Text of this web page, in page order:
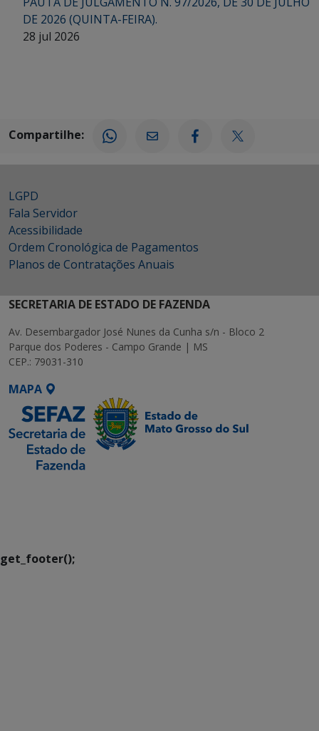
DE 2026 (QUINTA-FEIRA).
28 jul 2026
Compartilhe:
LGPD
Fala Servidor
Acessibilidade
Ordem Cronológica de Pagamentos
Planos de Contratações Anuais
SECRETARIA DE ESTADO DE FAZENDA
Av. Desembargador José Nunes da Cunha s/n - Bloco 2
Parque dos Poderes - Campo Grande | MS
CEP.: 79031-310
MAPA
get_footer();